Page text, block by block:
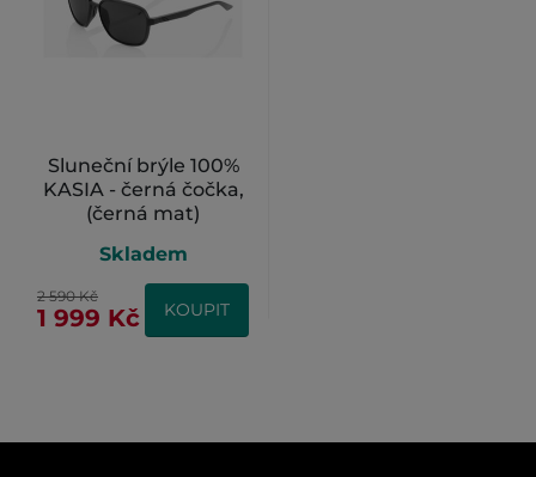
Sluneční brýle 100%
KASIA - černá čočka,
(černá mat)
Skladem
2 590 Kč
1 999 Kč KOUPIT